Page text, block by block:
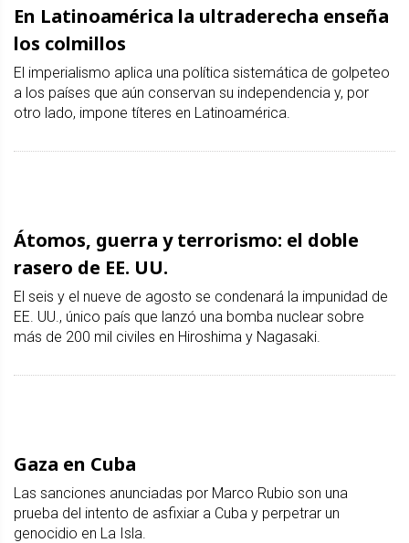
En Latinoamérica la ultraderecha enseña
los colmillos
El imperialismo aplica una política sistemática de golpeteo
a los países que aún conservan su independencia y, por
otro lado, impone títeres en Latinoamérica.
Átomos, guerra y terrorismo: el doble
rasero de EE. UU.
El seis y el nueve de agosto se condenará la impunidad de
EE. UU., único país que lanzó una bomba nuclear sobre
más de 200 mil civiles en Hiroshima y Nagasaki.
Gaza en Cuba
Las sanciones anunciadas por Marco Rubio son una
prueba del intento de asfixiar a Cuba y perpetrar un
genocidio en La Isla.